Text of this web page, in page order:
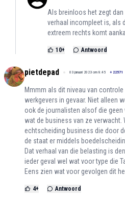
Als breinloos het zegt
verhaal incompleet is, als
extreem rechts komt
10+ Antwoord
pietdepad 03 januari 2023 om 8:45 + 22571
Mmmm als dit niveau van
werkgevers in gevaar. Niet alleen
ook de journalisten alsof die
wat de business van ze verwacht.
echtscheiding business die door
de staat er middels
Dat verhaal van die belasting is
ieder geval wel wat voor type die
Eens zien wat voor gevolgen dit
4+ Antwoord